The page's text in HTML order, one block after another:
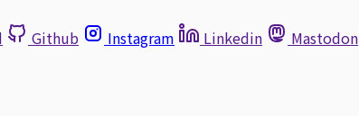
Github Instagram Linkedin Mastodon